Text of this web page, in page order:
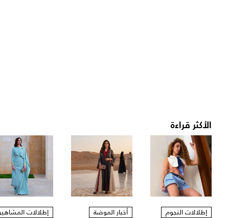
الأكثر قراءة
إطلالات النجوم أخبار الموضة إطلالات